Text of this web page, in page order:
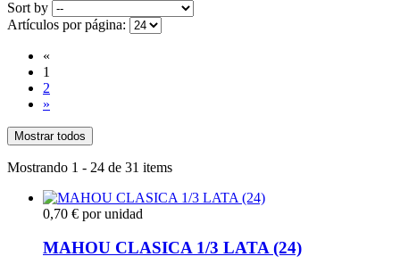
Sort by
Artículos por página:
«
1
2
»
Mostrar todos
Mostrando 1 - 24 de 31 items
0,70 € por unidad
MAHOU CLASICA 1/3 LATA (24)